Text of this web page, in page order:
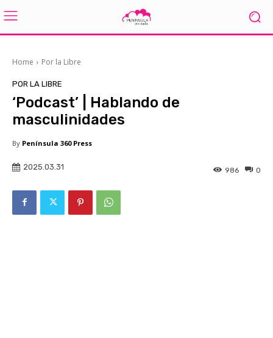
Home Por la Libre
POR LA LIBRE
‘Podcast’ | Hablando de
masculinidades
By Península 360 Press
2025.03.31 0
986